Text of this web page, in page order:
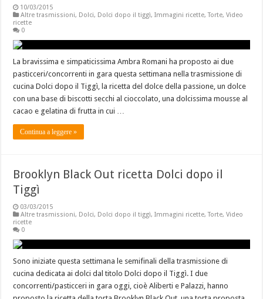
10/03/2015
Altre trasmissioni, Dolci, Dolci dopo il tiggì,Immagini ricette,Torte,Video
ricette
0
La bravissima e simpaticissima Ambra Romani ha proposto ai due
pasticceri/concorrenti in gara questa settimana nella trasmissione di
cucina Dolci dopo il Tiggì, la ricetta del dolce della passione, un dolce
con una base di biscotti secchi al cioccolato, una dolcissima mousse al
cacao e gelatina di frutta in cui …
Continua a leggere »
Brooklyn Black Out ricetta Dolci dopo il
Tiggì
03/03/2015
Altre trasmissioni, Dolci, Dolci dopo il tiggì,Immagini ricette,Torte,Video
ricette
0
Sono iniziate questa settimana le semifinali della trasmissione di
cucina dedicata ai dolci dal titolo Dolci dopo il Tiggì. I due
concorrenti/pasticceri in gara oggi, cioè Aliberti e Palazzi, hanno